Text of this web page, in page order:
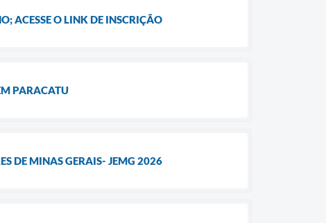
ACESSE O LINK DE INSCRIÇÃO
PARACATU
DE MINAS GERAIS- JEMG 2026